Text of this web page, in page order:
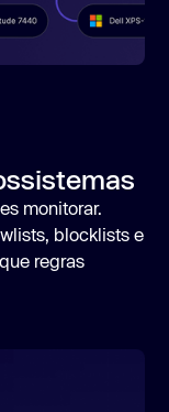
monitorar.
blocklists e
regras